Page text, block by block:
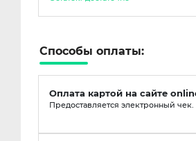
Способы оплаты:
Оплата картой на сайте
Предоставляется электронный чек.